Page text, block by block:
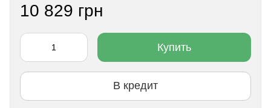
10 829 грн
Купить
В кредит